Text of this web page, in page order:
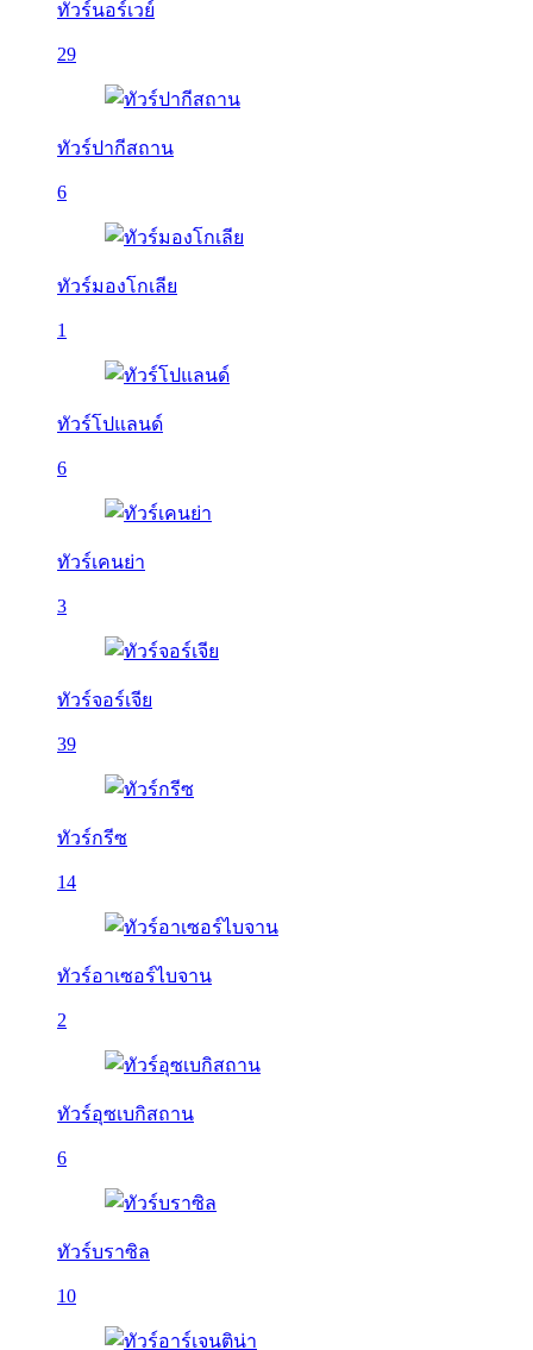
ทัวร์นอร์เวย์
29
ทัวร์ปากีสถาน
6
ทัวร์มองโกเลีย
1
ทัวร์โปแลนด์
6
ทัวร์เคนย่า
3
ทัวร์จอร์เจีย
39
ทัวร์กรีซ
14
ทัวร์อาเซอร์ไบจาน
2
ทัวร์อุซเบกิสถาน
6
ทัวร์บราซิล
10